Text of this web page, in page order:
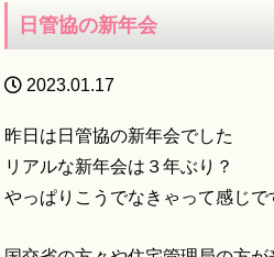
日管協の新年会
2023.01.17
昨日は日管協の新年会でした
リアルな新年会は３年ぶり？
やっぱりこうでなきゃって感じで